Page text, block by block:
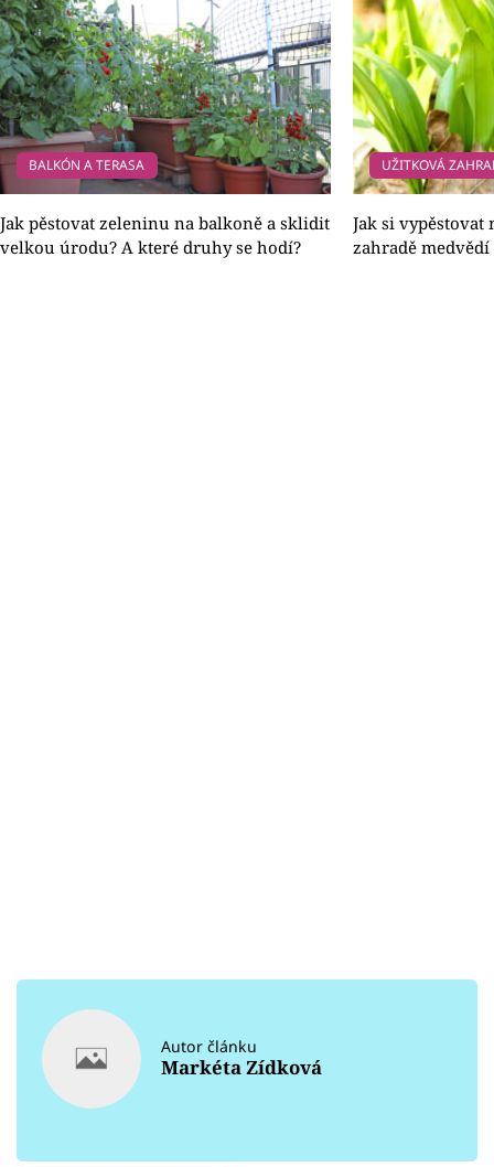
BALKÓN A TERASA
Jak pěstovat zeleninu na balkoně a sklidit
velkou úrodu? A které druhy se hodí?
UŽITKOVÁ
Jak si vypěstovat
zahradě medvědí
Autor článku
Markéta Zídková